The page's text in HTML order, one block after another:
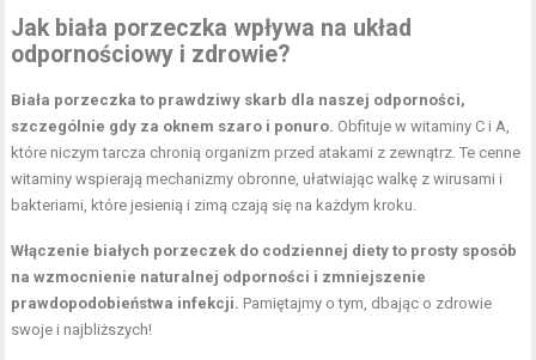
Jak biała porzeczka wpływa na układ
odpornościowy i zdrowie?
Biała porzeczka to prawdziwy skarb dla naszej odporności,
szczególnie gdy za oknem szaro i ponuro. Obfituje w witaminy C i A,
które niczym tarcza chronią organizm przed atakami z zewnątrz. Te cenne
witaminy wspierają mechanizmy obronne, ułatwiając walkę z wirusami i
bakteriami, które jesienią i zimą czają się na każdym kroku.
Włączenie białych porzeczek do codziennej diety to prosty sposób
na wzmocnienie naturalnej odporności i zmniejszenie
prawdopodobieństwa infekcji. Pamiętajmy o tym, dbając o zdrowie
swoje i najbliższych!